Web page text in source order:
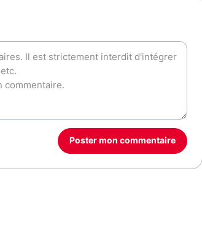
Poster mon commentaire